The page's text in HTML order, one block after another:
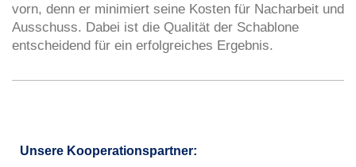
vorn, denn er minimiert seine Kosten für Nacharbeit und
Ausschuss. Dabei ist die Qualität der Schablone
entscheidend für ein erfolgreiches Ergebnis.
Unsere Kooperationspartner: